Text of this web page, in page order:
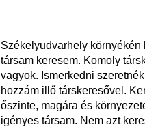
Székelyudvarhely környékén
társam keresem. Komoly
vagyok. Ismerkedni
hozzám illő társkeresővel.
őszinte, magára és
igényes társam. Nem azt